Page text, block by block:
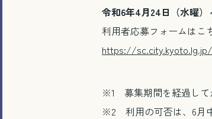
令和6年4月24日（水曜）
利用者応募フォームはこ
https://sc.city.kyoto.lg.jp/
※1 募集期間を経過して
※2 利用の可否は、6月